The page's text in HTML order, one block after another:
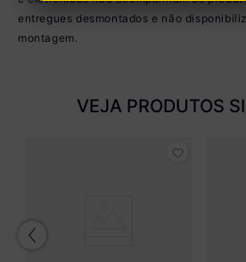
entregues desmontados e não
montagem.
VEJA PRODUTOS